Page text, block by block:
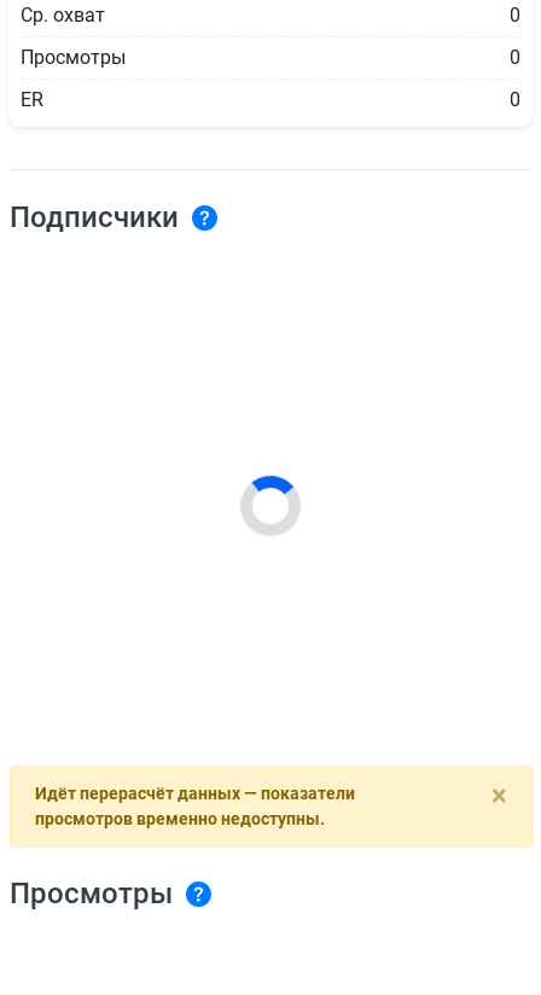
Ср. охват
0
Просмотры
0
ER
0
Подписчики
×
Идёт перерасчёт данных — показатели
просмотров временно недоступны.
Просмотры